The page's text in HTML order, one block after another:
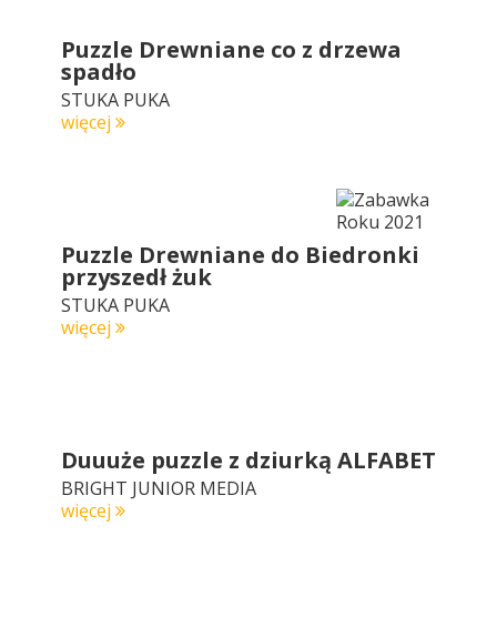
Puzzle Drewniane co z drzewa
spadło
STUKA PUKA
więcej
Puzzle Drewniane do Biedronki
przyszedł żuk
STUKA PUKA
więcej
Duuuże puzzle z dziurką ALFABET
BRIGHT JUNIOR MEDIA
więcej